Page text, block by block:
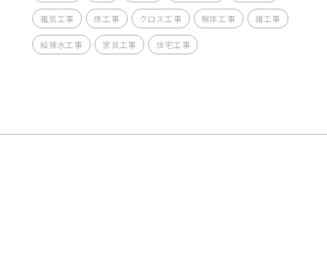
電気工事 床工事 クロス工事 解体工事 雑工事
給排水工事 家具工事 住宅工事